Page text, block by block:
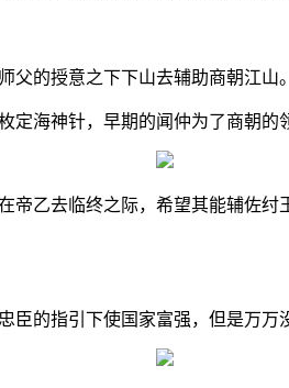
父的授意之下下山去辅助商朝江山。
海神针，早期的闻仲为了商朝的
乙去临终之际，希望其能辅佐
的指引下使国家富强，但是万万